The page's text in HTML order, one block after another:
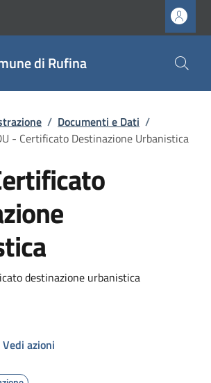
di Rufina
pane
/ Documenti e Dati /
- Certificato Destinazione Urbanistica
destinazione urbanistica
Vedi azioni